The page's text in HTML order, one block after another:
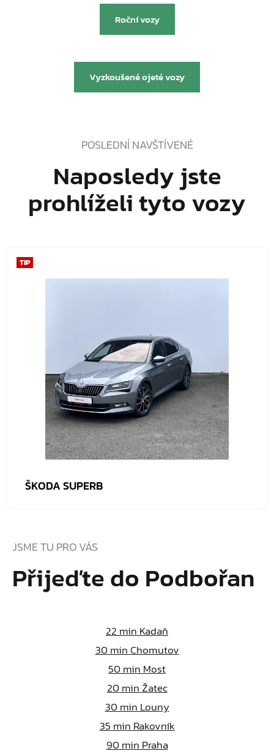
Roční vozy
Vyzkoušené ojeté vozy
POSLEDNÍ NAVŠTÍVENÉ
Naposledy jste
prohlíželi tyto vozy
TIP
ŠKODA SUPERB
JSME TU PRO VÁS
Přijeďte do Podbořan
22 min Kadaň
30min Chomutov
50min Most
20min Žatec
30min Louny
35 min Rakovník
90min Praha